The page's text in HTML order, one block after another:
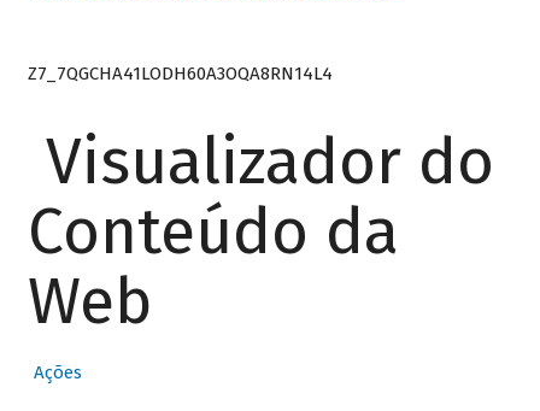
Z7_7QGCHA41LODH60A3OQA8RN14L4
Visualizador do
Conteúdo da
Web
Ações